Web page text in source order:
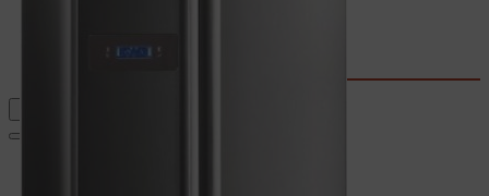
Wassersprudler